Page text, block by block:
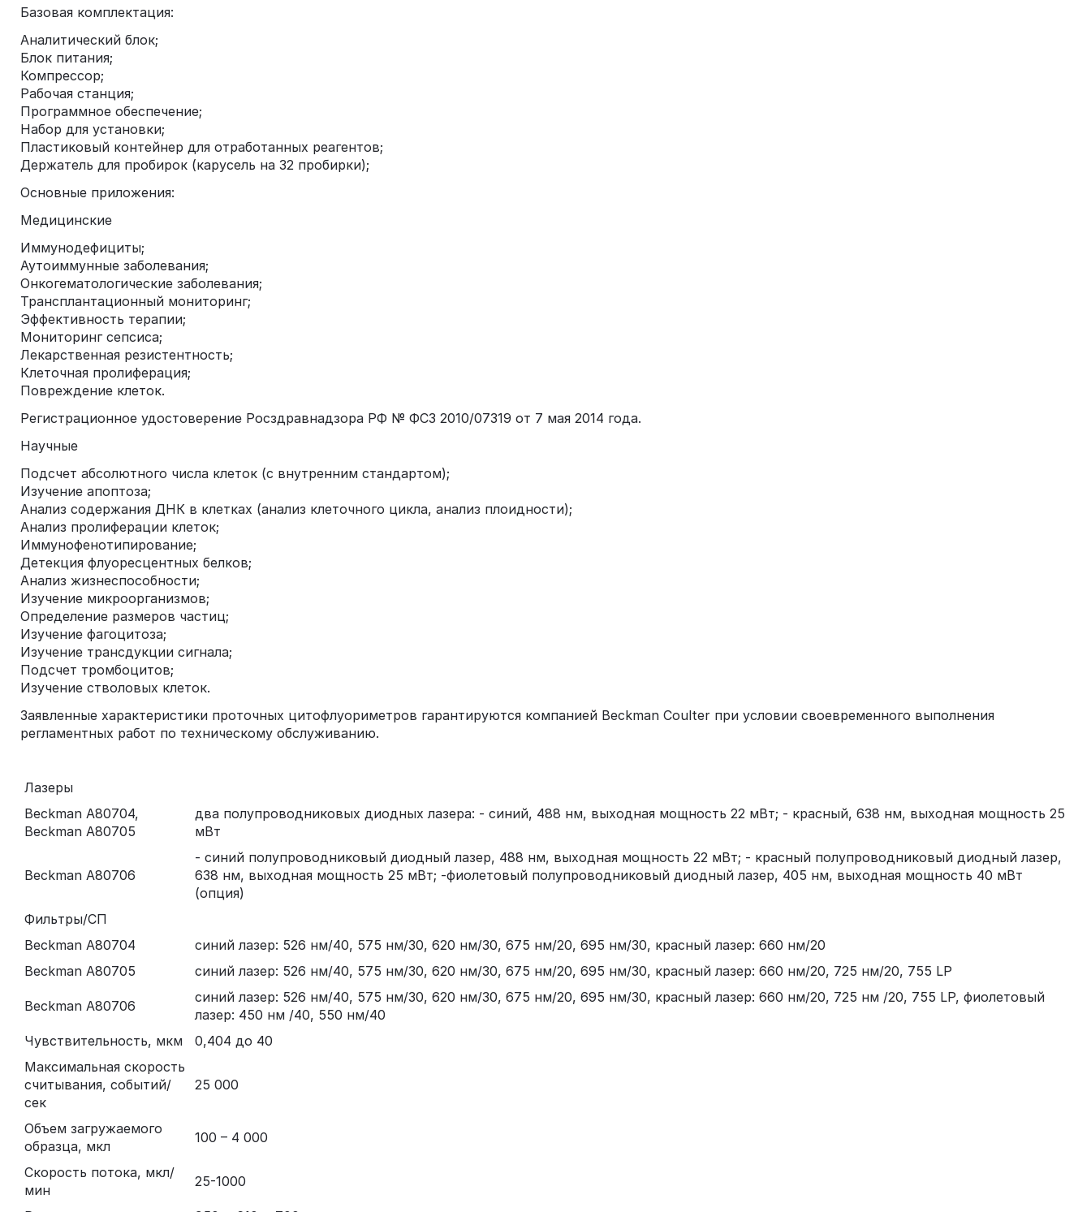
Базовая комплектация:
Аналитический блок;
Блок питания;
Компрессор;
Рабочая станция;
Программное обеспечение;
Набор для установки;
Пластиковый контейнер для отработанных реагентов;
Держатель для пробирок (карусель на 32 пробирки);
Основные приложения:
Медицинские
Иммунодефициты;
Аутоиммунные заболевания;
Онкогематологические заболевания;
Трансплантационный мониторинг;
Эффективность терапии;
Мониторинг сепсиса;
Лекарственная резистентность;
Клеточная пролиферация;
Повреждение клеток.
Регистрационное удостоверение Росздравнадзора РФ № ФСЗ 2010/07319 от 7 мая 2014 года.
Научные
Подсчет абсолютного числа клеток (с внутренним стандартом);
Изучение апоптоза;
Анализ содержания ДНК в клетках (анализ клеточного цикла, анализ плоидности);
Анализ пролиферации клеток;
Иммунофенотипирование;
Детекция флуоресцентных белков;
Анализ жизнеспособности;
Изучение микроорганизмов;
Определение размеров частиц;
Изучение фагоцитоза;
Изучение трансдукции сигнала;
Подсчет тромбоцитов;
Изучение стволовых клеток.
Заявленные характеристики проточных цитофлуориметров гарантируются компанией Beckman Coulter при условии своевременного выполнения
регламентных работ по техническому обслуживанию.
Лазеры
Beckman A80704,
Beckman A80705
два полупроводниковых диодных лазера: - синий, 488 нм, выходная мощность 22 мВт; - красный, 638 нм, выходная мощность 25
мВт
Beckman A80706
- синий полупроводниковый диодный лазер, 488 нм, выходная мощность 22 мВт; - красный полупроводниковый диодный лазер,
638 нм, выходная мощность 25 мВт; -фиолетовый полупроводниковый диодный лазер, 405 нм, выходная мощность 40 мВт
(опция)
Фильтры/СП
Beckman A80704
синий лазер: 526 нм/40, 575 нм/30, 620 нм/30, 675 нм/20, 695 нм/30, красный лазер: 660 нм/20
Beckman A80705
синий лазер: 526 нм/40, 575 нм/30, 620 нм/30, 675 нм/20, 695 нм/30, красный лазер: 660 нм/20, 725 нм/20, 755 LP
Beckman A80706
синий лазер: 526 нм/40, 575 нм/30, 620 нм/30, 675 нм/20, 695 нм/30, красный лазер: 660 нм/20, 725 нм /20, 755 LP, фиолетовый
лазер: 450 нм /40, 550 нм/40
Чувствительность, мкм
0,404 до 40
Максимальная скорость
считывания, событий/
сек
25 000
Объем загружаемого
образца, мкл
100 – 4 000
Скорость потока, мкл/
мин
25-1000